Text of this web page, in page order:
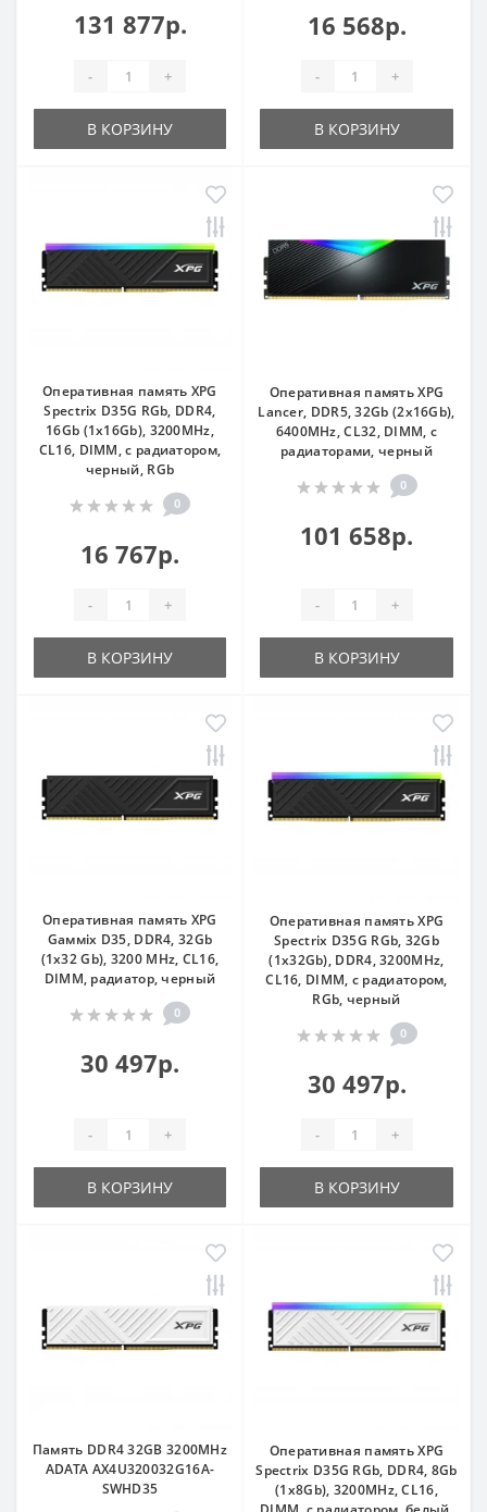
131 877р.
- +
В КОРЗИНУ
16 568р.
- +
В КОРЗИНУ
Оперативная память XPG
Spectrix D35G RGb, DDR4,
16Gb (1x16Gb), 3200MHz,
CL16, DIMM, с радиатором,
черный, RGb
0
16 767р.
- +
В КОРЗИНУ
Оперативная память XPG
Lancer, DDR5, 32Gb (2x16Gb),
6400MHz, CL32, DIMM, с
радиаторами, черный
0
101 658р.
- +
В КОРЗИНУ
Оперативная память XPG
Gaммix D35, DDR4, 32Gb
(1x32 Gb), 3200 MHz, CL16,
DIMM, радиатор, черный
0
30 497р.
- +
В КОРЗИНУ
Оперативная память XPG
Spectrix D35G RGb, 32Gb
(1x32Gb), DDR4, 3200MHz,
CL16, DIMM, с радиатором,
RGb, черный
0
30 497р.
- +
В КОРЗИНУ
Память DDR4 32GB 3200MHz
ADATA AX4U320032G16A-
SWHD35
Оперативная память XPG
Spectrix D35G RGb, DDR4, 8Gb
(1x8Gb), 3200MHz, CL16,